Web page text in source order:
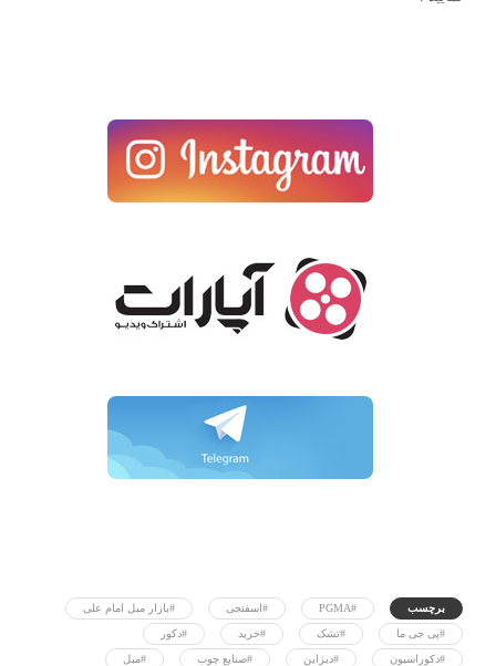
برچسب #PGMA #اسفنجی #بازار مبل امام علی
#پی جی ما #تشک #خرید #دکور
#دکوراسیون #دیزاین #صنایع چوب #مبل